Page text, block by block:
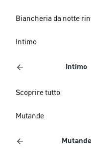
Biancheria da notte
Intimo
Intimo
Scoprire tutto
Mutande
Mutande